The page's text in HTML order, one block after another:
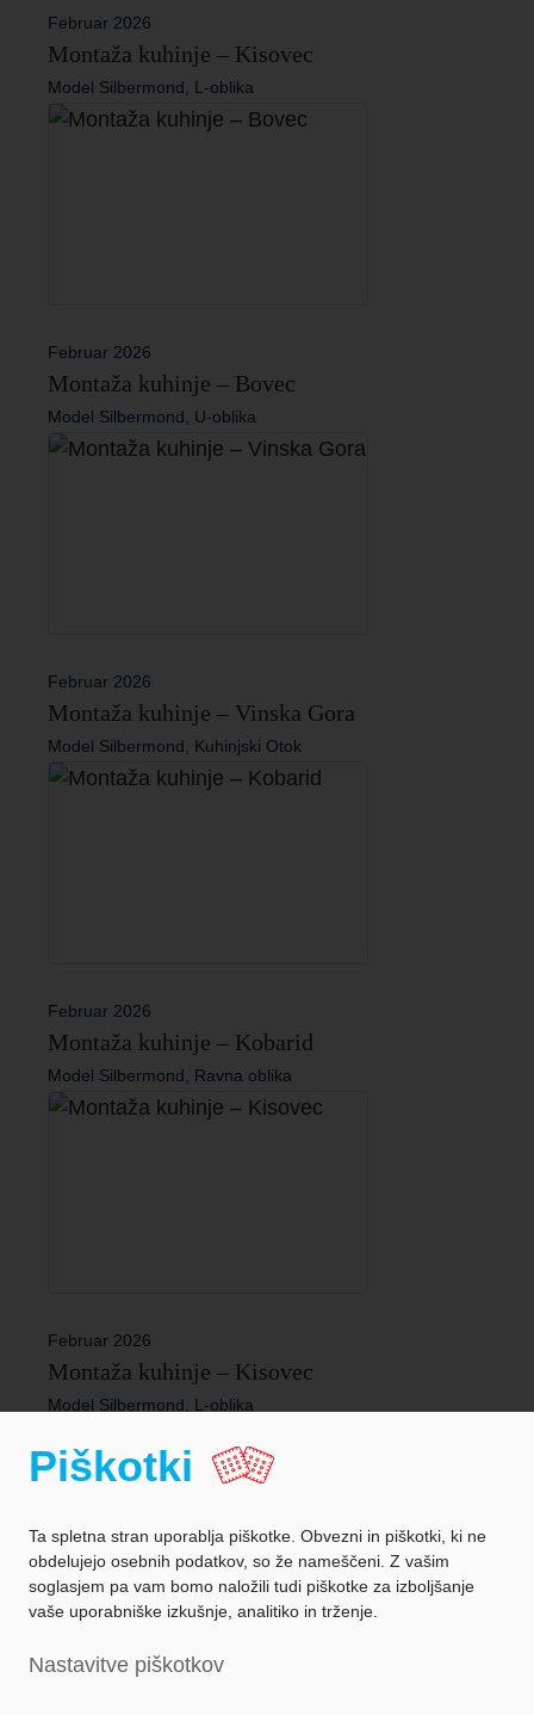
Februar 2026
Montaža kuhinje – Kisovec
Model Silbermond, L-oblika
Februar 2026
Montaža kuhinje – Bovec
Model Silbermond, U-oblika
Februar 2026
Montaža kuhinje – Vinska Gora
Model Silbermond, Kuhinjski Otok
Februar 2026
Montaža kuhinje – Kobarid
Model Silbermond, Ravna oblika
Februar 2026
Montaža kuhinje – Kisovec
Model Silbermond, L-oblika
Podatki o podjetju
Piškotki
Ta spletna stran uporablja piškotke. Obvezni in piškotki, ki ne
obdelujejo osebnih podatkov, so že nameščeni. Z vašim
soglasjem pa vam bomo naložili tudi piškotke za izboljšanje
vaše uporabniške izkušnje, analitiko in trženje.
Nastavitve piškotkov